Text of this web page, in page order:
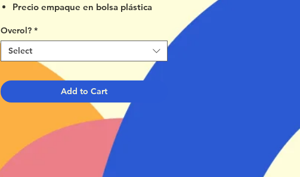
Precio empaque en bolsa plástica
Overol? *
Select
Add to Cart